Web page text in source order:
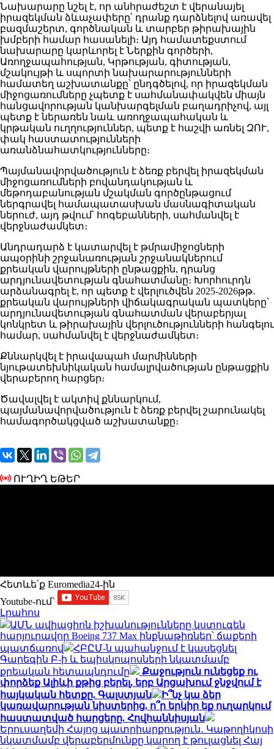
Նախարարը նշել է, որ անհրաժեշտ է վերանայել
իրազեկման ձևաչափերը՝ դրանք դարձնելով առավել
բազմաշերտ, գործնական և տարբեր թիրախային
խմբերի համար հասանելի։ Այդ համատեքստում
նախարարը կարևորել է Ներքին գործերի,
Առողջապահության, Կրթության, գիտության,
մշակույթի և սպորտի նախարարությունների
համատեղ աշխատանքը՝ ընդգծելով, որ իրազեկման
միջոցառումները չպետք է սահմանափակվեն միայն
հանցավորության կանխարգելման բաղադրիչով, այլ
պետք է ներառեն նաև առողջապահական և
կրթական ուղղություններ, պետք է հաշվի առնել ԶՈՒ,
փակ հաստատությունների
առանձնահատկությունները։
Պայմանավորվածություն է ձեռք բերվել իրազեկման
միջոցառումների բովանդակության և
մեթոդաբանության մշակման գործընթացում
ներգրավել համապատասխան մասնագիտական
ներուժ, այդ թվում՝ հոգեբանների, սահմանվել է
վերջնաժամկետ։
Անդրադարձ է կատարվել է թմրամիջոցների
ապօրինի շրջանառության շրջանակներում
քրեական վարույթների ընթացքին, դրանց
արդյունավետության գնահատմանը։ Խորհուրդն
արձանագրել է, որ պետք է վերլուծվեն 2025-2026թթ․
քրեական վարույթների վիճակագրական պատկերը՝
արդյունավետության գնահատման վերաբերյալ
կոնկրետ և թիրախային վերլուծությունների հանգելու
համար, սահմանվել է վերջնաժամկետ։
Քննարկվել է իրավապահ մարմինների
նյութատեխնիկական համալրվածության ընթացքին
վերաբերող հարցեր։
Ծավալվել է ակտիվ քննարկում,
պայմանավորվածություն է ձեռք բերվել շարունակել
համագործակցված աշխատանքը։
ՈՒՂԻՂ ԵԹԵՐ
Հետևե՛ք Euromedia24-ին
Youtube-ում`
Լրահոս
ԱՄՆ ավիացիոն իշխանությունները կստուգեն
հարյուրավոր Boeing 737 Max ինքնաթիռներ՝ ճաքերի
պատճառով
ՀԲԸՄ-ն պահանջում է կասեցնել
Գարեգին Բ-ի և եպիսկոպոսների նկատմամբ
քրեական հետապնդումը
Քաջություն ունեցեք ու
փորձեք Ալիևի քթից բերել, երբ Արցախում ջնջվում է
հայկական հետքը. Գալստյան
Ի՞նչ կա ձեր
կառավարության նիստերից, ո՞ր երկիր եք ուղարկում
հաստատված հարցերը. Հովհաննիսյան
Երուսաղեմի Հայոց պատրիարքություն․ Կաթողիկոսի
նկատմամբ վերաբերմունքը կարող է թուլացնել Հայ